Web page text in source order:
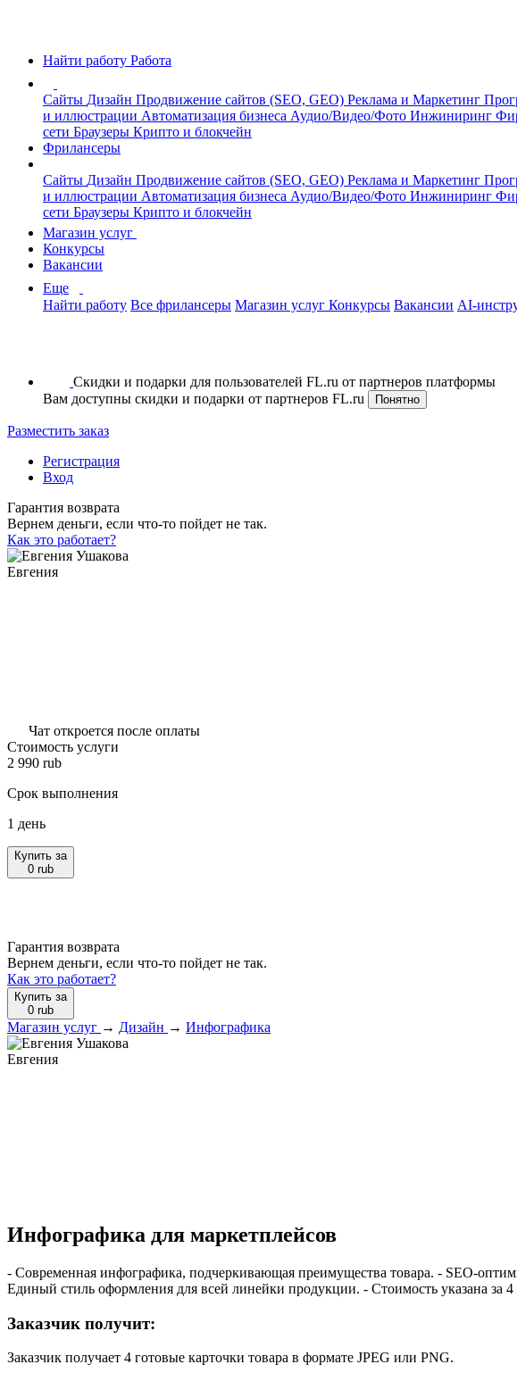
Найти работу Работа
Сайты Дизайн Продвижение сайтов (SEO, GEO) Реклама и Маркетинг
и иллюстрации Автоматизация бизнеса Аудио/Видео/Фото Инжиниринг
сети Браузеры Крипто и блокчейн
Фрилансеры
Сайты Дизайн Продвижение сайтов (SEO, GEO) Реклама и Маркетинг
и иллюстрации Автоматизация бизнеса Аудио/Видео/Фото Инжиниринг
сети Браузеры Крипто и блокчейн
Магазин услуг
Конкурсы
Вакансии
Еще
Найти работу Все фрилансеры Магазин услуг Конкурсы Вакансии AI-
Скидки и подарки для пользователей FL.ru от партнеров платформы
Вам доступны скидки и подарки от партнеров FL.ru
Понятно
Разместить заказ
Регистрация
Вход
Гарантия возврата
Вернем деньги, если что-то пойдет не так.
Как это работает?
Евгения
Чат откроется после оплаты
Стоимость услуги
2 990 rub
Срок выполнения
1 день
Купить за
0 rub
Гарантия возврата
Вернем деньги, если что-то пойдет не так.
Как это работает?
Купить за
0 rub
Магазин услуг → Дизайн → Инфографика
Евгения
Инфографика для маркетплейсов
- Современная инфографика, подчеркивающая преимущества товара. - SEO-
Единый стиль оформления для всей линейки продукции. - Стоимость указана за 4
Заказчик получит:
Заказчик получает 4 готовые карточки товара в формате JPEG или PNG.